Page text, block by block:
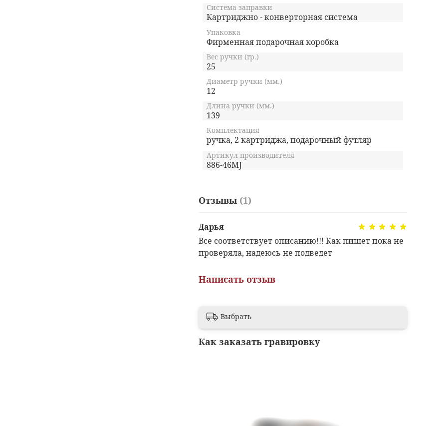
Система заправки
Картриджно - конверторная система
Упаковка
Фирменная подарочная коробка
Вес ручки (гр.)
25
Диаметр ручки (мм.)
12
Длина ручки (мм.)
139
Комплектация
ручка, 2 картриджа, подарочный футляр
Артикул производителя
886-46MJ
Отзывы (1)
Дарья
Все соответствует описанию!!! Как пишет пока не
проверяла, надеюсь не подведет
Написать отзыв
Выбрать
Как заказать гравировку